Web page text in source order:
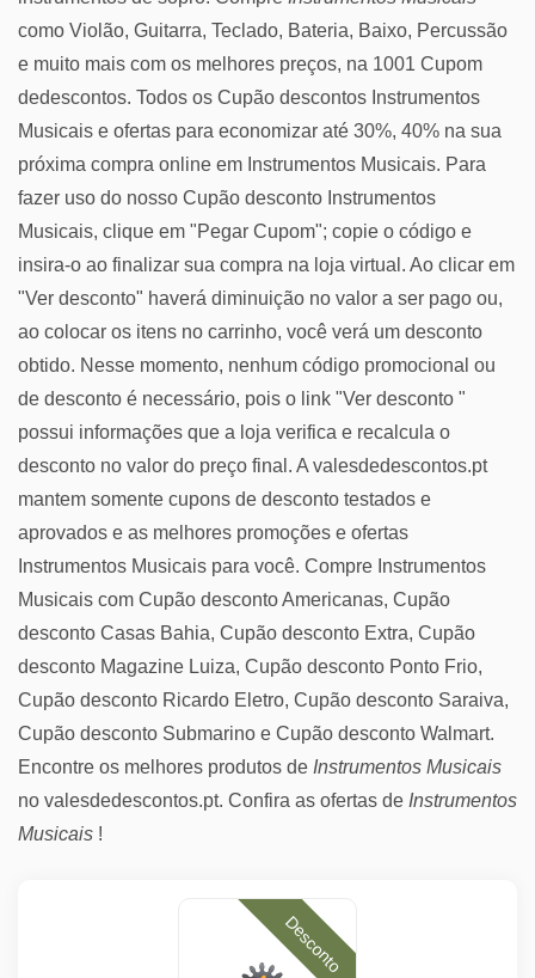
como Violão, Guitarra, Teclado, Bateria, Baixo, Percussão
e muito mais com os melhores preços, na 1001 Cupom
dedescontos. Todos os Cupão descontos Instrumentos
Musicais e ofertas para economizar até 30%, 40% na sua
próxima compra online em Instrumentos Musicais. Para
fazer uso do nosso Cupão desconto Instrumentos
Musicais, clique em "Pegar Cupom"; copie o código e
insira-o ao finalizar sua compra na loja virtual. Ao clicar em
"Ver desconto" haverá diminuição no valor a ser pago ou,
ao colocar os itens no carrinho, você verá um desconto
obtido. Nesse momento, nenhum código promocional ou
de desconto é necessário, pois o link "Ver desconto "
possui informações que a loja verifica e recalcula o
desconto no valor do preço final. A valesdedescontos.pt
mantem somente cupons de desconto testados e
aprovados e as melhores promoções e ofertas
Instrumentos Musicais para você. Compre Instrumentos
Musicais com Cupão desconto Americanas, Cupão
desconto Casas Bahia, Cupão desconto Extra, Cupão
desconto Magazine Luiza, Cupão desconto Ponto Frio,
Cupão desconto Ricardo Eletro, Cupão desconto Saraiva,
Cupão desconto Submarino e Cupão desconto Walmart.
Encontre os melhores produtos de Instrumentos Musicais
no valesdedescontos.pt. Confira as ofertas de Instrumentos
Musicais !
Desconto